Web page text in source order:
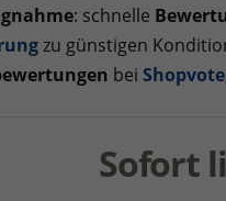
: schnelle
zu günstigen
bei Shopvote
Sofort